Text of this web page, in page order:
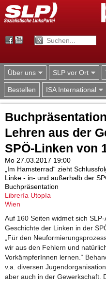
Jump
Über uns SLP vor Ort
Bestellen ISA International
Lehren aus der
SPÖ-Linken von
Mo 27.03.2017 19:00
„Im Hamsterrad“ zieht
Linke - in- und außerhalb der
Buchpräsentation
Librería Utopía
Wien
Auf 160 Seiten widmet sich
Geschichte der Linken in der
„Für den
wir aus den Fehlern und
VorkämpferInnen lernen.“
v.a. diversen
aber auch in der Gewerkschaft.